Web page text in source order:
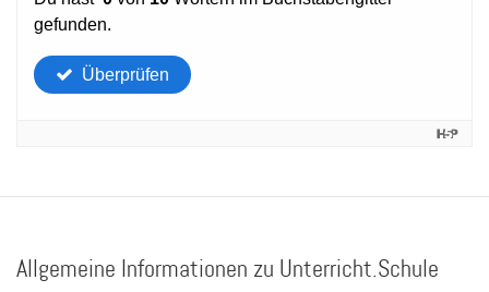
Allgemeine Informationen zu Unterricht.Schule